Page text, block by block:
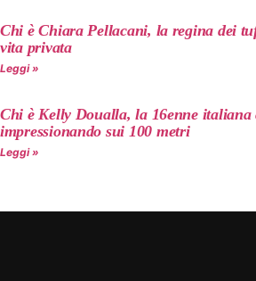
Chi è Chiara Pellacani, la regina dei
vita privata
Leggi »
Chi è Kelly Doualla, la 16enne italiana
impressionando sui 100 metri
Leggi »